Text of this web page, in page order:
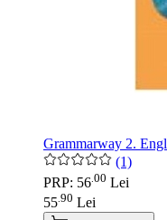
Grammarway 2.
(1)
PRP: 56 00 Lei
55 90 Lei